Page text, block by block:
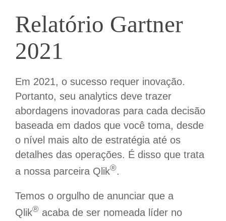
Relatório Gartner
2021
Em 2021, o sucesso requer inovação.
Portanto, seu analytics deve trazer
abordagens inovadoras para cada decisão
baseada em dados que você toma, desde
o nível mais alto de estratégia até os
detalhes das operações. É disso que trata
a nossa parceira Qlik®.
Temos o orgulho de anunciar que a
Qlik®acaba de ser nomeada líder no